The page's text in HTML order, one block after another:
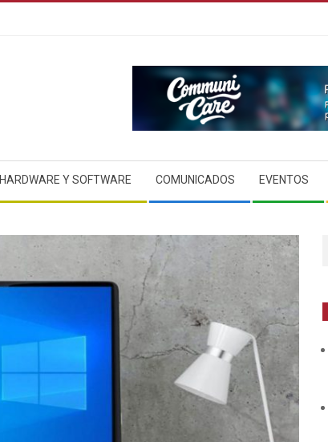
HARDWARE Y SOFTWARE COMUNICADOS EVENTOS